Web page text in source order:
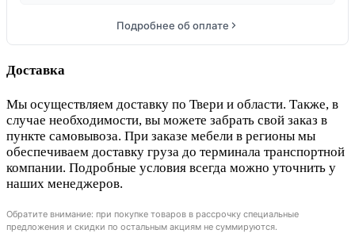
Подробнее об оплате
Доставка
Мы осуществляем доставку по Твери и области. Также, в
случае необходимости, вы можете забрать свой заказ в
пункте самовывоза. При заказе мебели в регионы мы
обеспечиваем доставку груза до терминала транспортной
компании. Подробные условия всегда можно уточнить у
наших менеджеров.
Обратите внимание: при покупке товаров в рассрочку специальные
предложения и скидки по остальным акциям не суммируются.